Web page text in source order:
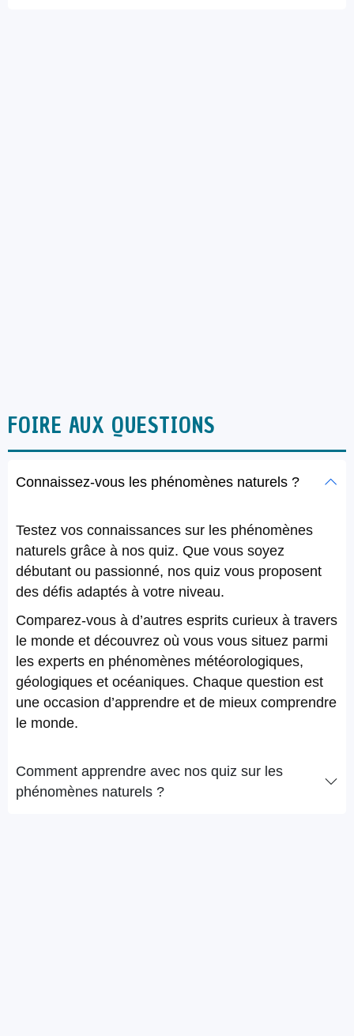
FOIRE AUX QUESTIONS
Connaissez-vous les phénomènes naturels ?
Testez vos connaissances sur les phénomènes
naturels grâce à nos quiz. Que vous soyez
débutant ou passionné, nos quiz vous proposent
des défis adaptés à votre niveau.
Comparez-vous à d’autres esprits curieux à travers
le monde et découvrez où vous vous situez parmi
les experts en phénomènes météorologiques,
géologiques et océaniques. Chaque question est
une occasion d’apprendre et de mieux comprendre
le monde.
Comment apprendre avec nos quiz sur les
phénomènes naturels ?